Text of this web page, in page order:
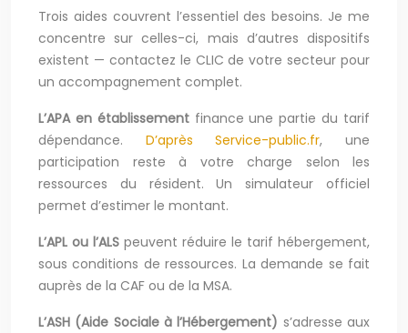
Trois aides couvrent l’essentiel des besoins. Je me
concentre sur celles-ci, mais d’autres dispositifs
existent — contactez le CLIC de votre secteur pour
un accompagnement complet.
L’APA en établissementfinance une partie du tarif
dépendance. D’après Service-public.fr, une
participation reste à votre charge selon les
ressources du résident. Un simulateur officiel
permet d’estimer le montant.
L’APL ou l’ALS peuvent réduire le tarif hébergement,
sous conditions de ressources. La demande se fait
auprès de la CAF ou de la MSA.
L’ASH (Aide Sociale à l’Hébergement) s’adresse aux